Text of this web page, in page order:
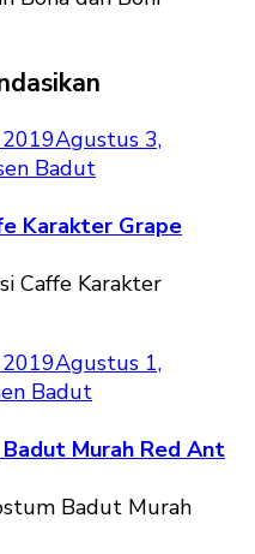
Agustus 3,
Badut
Karakter Grape
Agustus 1,
Badut
Murah Red Ant